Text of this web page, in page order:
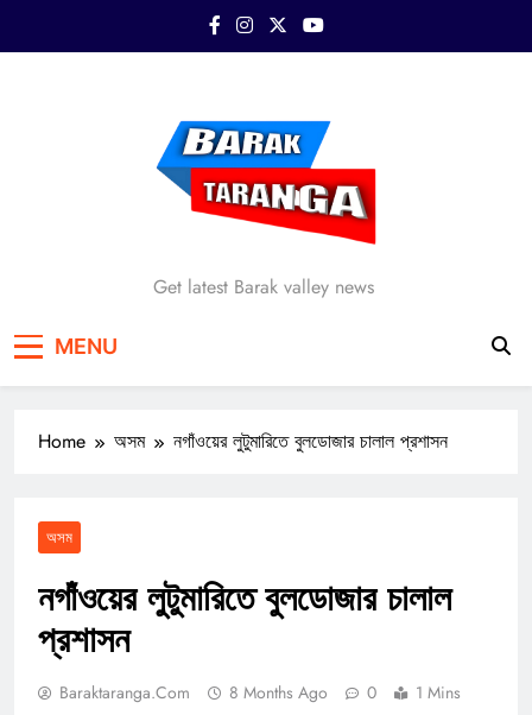
Barak Taranga
Get latest Barak valley news
MENU
Home অসম নগাঁওয়ের লুটুমারিতে বুলডোজার চালাল প্রশাসন
অসম
নগাঁওয়ের লুটুমারিতে বুলডোজার চালাল
প্রশাসন
Baraktaranga.com 8 Months Ago 0 1 Mins